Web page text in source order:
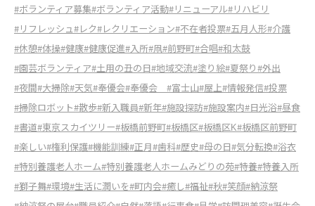
#ボランティア募集#ボランティア活動#リニューアル#リハビリ
#リフレッシュ#レク#レクリエーション#不在者投票#五月人形#介護
#休憩#体操#健康#健康促進#入所#凧#前野町#合唱#和太鼓
#園芸ボランティア#土用の丑の日#地域交流#塗り絵#夏祭り#外出
#夜間#大掃除#天気#奉優会#奉優会 #富士山#屋上#情報発信#投票
#掃除ロボット#散歩#新入職員#新年#施設探訪#施設案内#日光浴#昼食
#書道#東京スカイツリー#板橋前野町#板橋区#板橋区K#板橋区前野町
#楽しい#権利保護#機能訓練#正月#歯科#歴史#母の日#気分転換#浴衣
#特別養護老人ホーム#特別養護老人ホームみどりの苑#特養#特養入所
#獅子舞#環境#生活に潤いを#町内会#癒し#福祉#秋#笑顔#納涼祭